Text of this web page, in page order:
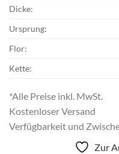
Dicke:
Ursprung:
Flor:
Kette:
*Alle Preise inkl. MwSt.
Kostenloser Versand
Verfügbarkeit und
Zur